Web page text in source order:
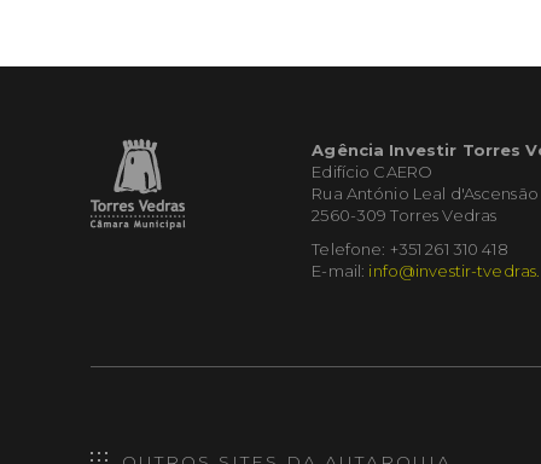
Agência Investir Torres
Edifício CAERO
Rua António Leal d'Ascensão
2560-309 Torres Vedras
Telefone: +351 261 310 418
E-mail: info@investir-